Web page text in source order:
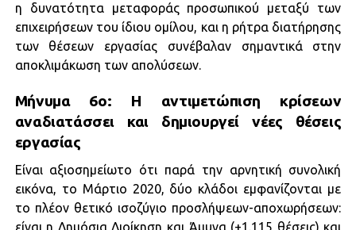
η δυνατότητα μεταφοράς προσωπικού μεταξύ των
επιχειρήσεων του ίδιου ομίλου, και η ρήτρα διατήρησης
των θέσεων εργασίας συνέβαλαν σημαντικά στην
αποκλιμάκωση των απολύσεων.
Μήνυμα 6ο: Η αντιμετώπιση κρίσεων
αναδιατάσσει και δημιουργεί νέες θέσεις
εργασίας
Είναι αξιοσημείωτο ότι παρά την αρνητική συνολική
εικόνα, το Μάρτιο 2020, δύο κλάδοι εμφανίζονται με
το πλέον θετικό ισοζύγιο προσλήψεων-αποχωρήσεων:
είναι η Δημόσια Διοίκηση και Άμυνα (+1.115 θέσεις) και